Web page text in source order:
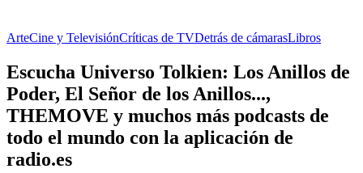
ArteCine y TelevisiónCríticas de TVDetrás de cámarasLibros
Escucha Universo Tolkien: Los Anillos de
Poder, El Señor de los Anillos...,
THEMOVE y muchos más podcasts de
todo el mundo con la aplicación de
radio.es